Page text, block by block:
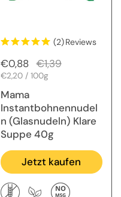
(2)Reviews
Regulärer Preis
€0,88 Sale-Preis
€1,39
Stückpreis
€2,20 / 100g
Mama
Instantbohnennudel
n (Glasnudeln) Klare
Suppe 40g
Jetzt kaufen